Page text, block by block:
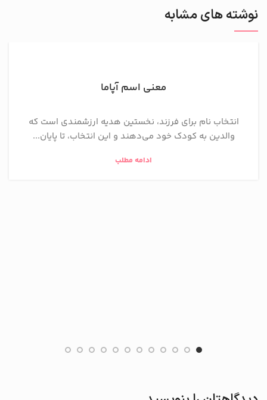
نوشته های مشابه
معنی اسم آپاما
انتخاب نام برای فرزند، نخستین هدیه ارزشمندی است که
والدین به کودک خود می‌دهند و این انتخاب، تا پایان...
ادامه مطلب